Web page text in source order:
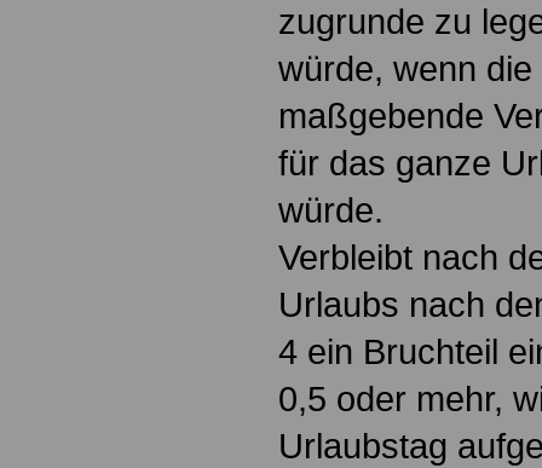
zugrunde zu
würde, wenn
maßgebende
für das ganze
würde.
Verbleibt nach
Urlaubs nach
4 ein Bruchteil
0,5 oder mehr,
Urlaubstag